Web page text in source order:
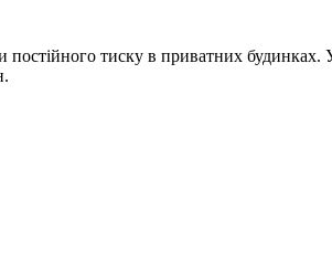
тиску в приватних будинках.